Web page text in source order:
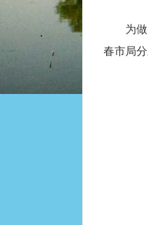
为做好
春市局